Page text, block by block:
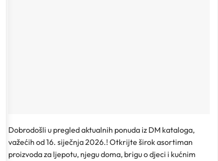
Dobrodošli u pregled aktualnih ponuda iz DM kataloga,
važećih od 16. siječnja 2026.! Otkrijte širok asortiman
proizvoda za ljepotu, njegu doma, brigu o djeci i kućnim